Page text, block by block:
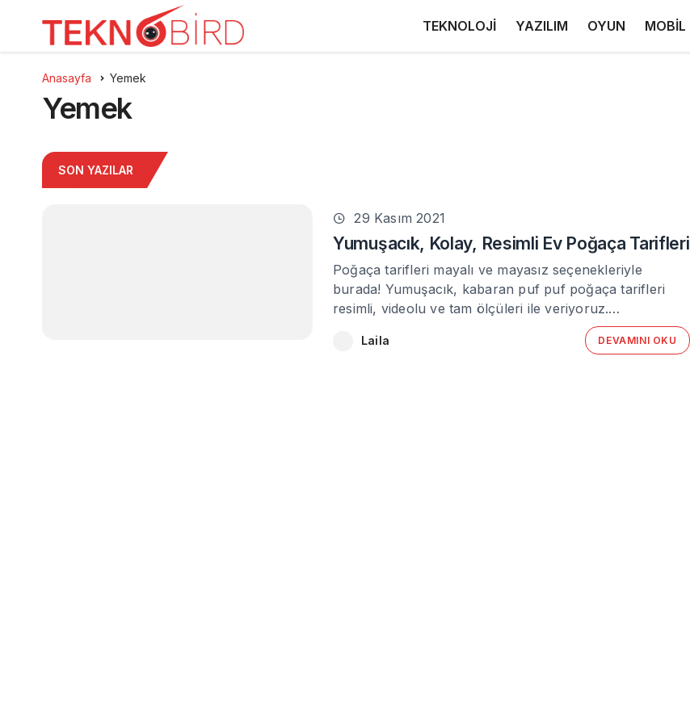
TEKNOLOJİ YAZILIM OYUN MOBİL
Anasayfa Yemek
Yemek
SON YAZILAR
29 Kasım 2021
Yumuşacık, Kolay, Resimli Ev Poğaça Tarifleri
Poğaça tarifleri mayalı ve mayasız seçenekleriyle
burada! Yumuşacık, kabaran puf puf poğaça tarifleri
resimli, videolu ve tam ölçüleri ile veriyoruz.…
Laila DEVAMINI OKU